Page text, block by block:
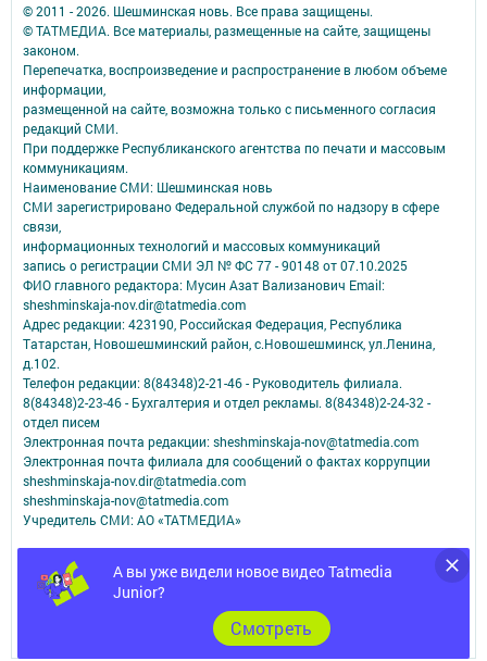
А вы уже видели новое видео Tatmedia
Junior?
Cмотреть
© 2011 - 2026. Шешминская новь. Все права защищены.
© ТАТМЕДИА. Все материалы, размещенные на сайте, защищены
законом.
Перепечатка, воспроизведение и распространение в любом объеме
информации,
размещенной на сайте, возможна только с письменного согласия
редакций СМИ.
При поддержке Республиканского агентства по печати и массовым
коммуникациям.
Наименование СМИ: Шешминская новь
СМИ зарегистрировано Федеральной службой по надзору в сфере
связи,
информационных технологий и массовых коммуникаций
запись о регистрации СМИ ЭЛ № ФС 77 - 90148 от 07.10.2025
ФИО главного редактора: Мусин Азат Вализанович Email:
sheshminskaja-nov.dir@tatmedia.com
Адрес редакции: 423190, Российская Федерация, Республика
Татарстан, Новошешминский район, с.Новошешминск, ул.Ленина,
д.102.
Телефон редакции: 8(84348)2-21-46 - Руководитель филиала.
8(84348)2-23-46 - Бухгалтерия и отдел рекламы. 8(84348)2-24-32 -
отдел писем
Электронная почта редакции: sheshminskaja-nov@tatmedia.com
Электронная почта филиала для сообщений о фактах коррупции
sheshminskaja-nov.dir@tatmedia.com
sheshminskaja-nov@tatmedia.com
Учредитель СМИ: АО «ТАТМЕДИА»
Антикоррупционная политика
АО «ТАТМЕДИА» использует «cookie»для персонализации сервисов и
удобства пользователей сайтом.
Использование «cookie» можно отменить в настройках браузера.
Политика конфиденциальности